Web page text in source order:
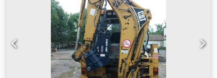
17-29 tona Uvjeti isporuke: EXW Radni tlak: 160-180 bara
Potreban hidraulički protok: 155 l/min Frekvencija udaraca:
330-680 Zadnji pregled: 2025-01-02 Zemlja proizvodnje: DE
Dodatne informacije Za dodatne informacije obratite se Ö.
Inalkacu.